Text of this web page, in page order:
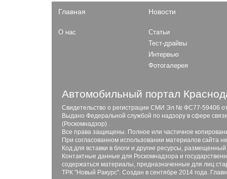
27527 Соболь 4x4
Honda
Civic
Civic Type R
CR-V
Mokka
Peugeot
408
208
508
5008
Главная
О нас
Новости
Статьи
Тест-драйвы
Интервью
Фотогалерея
Автомобильный портал
Свидетельство о регистрации СМИ Эл № ФС77-59406 от
Выдано Федеральной службой по надзору в сфере
(Роскомнадзор) .
Все права защищены. Полное или частичное
При согласованном использовании материалов сайта
Код для вставки в блоги и другие ресурсы,
Контактные данные для Роскомнадзора и
содержаться материалы, предназначенные для лиц
ТРК "Новый Ракурс". Создан в сентябре 2014 года.